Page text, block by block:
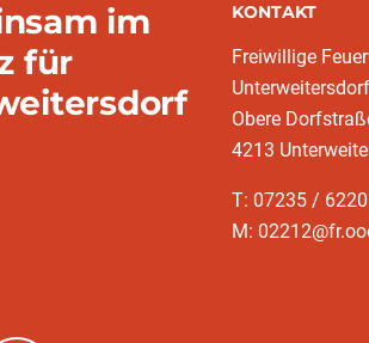
im
für
KONTAKT
Freiwillige
Unterweitersdorf
Obere
4213
T: 07235 /
M: